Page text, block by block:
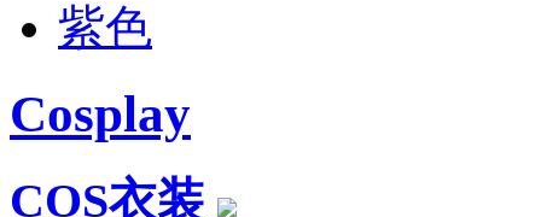
紫色
Cosplay
COS衣装